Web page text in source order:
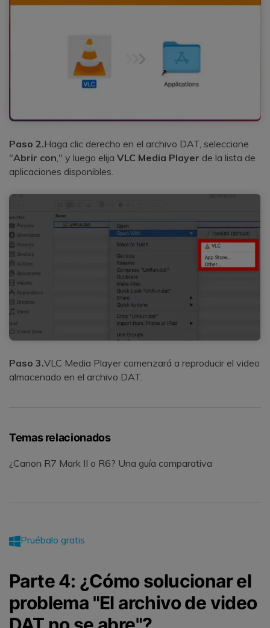
Paso 2.Haga clic derecho en el archivo DAT, seleccione
"Abrir con ," y luego elija VLC Media Player de la lista de
aplicaciones disponibles.
Paso 3.VLC Media Player comenzará a reproducir el video
almacenado en el archivo DAT.
Temas relacionados
¿Canon R7 Mark II o R6? Una guía comparativa
Pruébalo gratis
Parte 4: ¿Cómo solucionar el
problema "El archivo de video